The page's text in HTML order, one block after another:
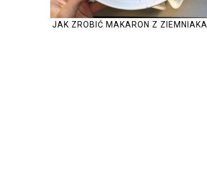
JAK ZROBIĆ MAKARON Z ZIEMNIAKA